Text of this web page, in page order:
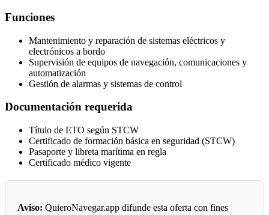
Funciones
Mantenimiento y reparación de sistemas eléctricos y
electrónicos a bordo
Supervisión de equipos de navegación, comunicaciones y
automatización
Gestión de alarmas y sistemas de control
Documentación requerida
Título de ETO según STCW
Certificado de formación básica en seguridad (STCW)
Pasaporte y libreta marítima en regla
Certificado médico vigente
Aviso: QuieroNavegar.app difunde esta oferta con fines